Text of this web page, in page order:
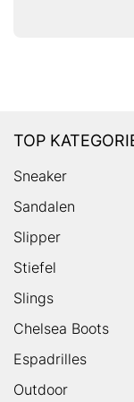
TOP
Sneaker
Sandalen
Slipper
Stiefel
Slings
Chelsea Boots
Espadrilles
Outdoor